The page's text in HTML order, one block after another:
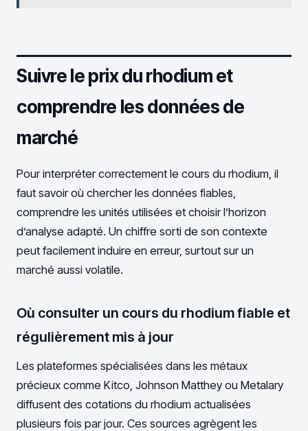
Suivre le prix du rhodium et
comprendre les données de
marché
Pour interpréter correctement le cours du rhodium, il
faut savoir où chercher les données fiables,
comprendre les unités utilisées et choisir l’horizon
d’analyse adapté. Un chiffre sorti de son contexte
peut facilement induire en erreur, surtout sur un
marché aussi volatile.
Où consulter un cours du rhodium fiable et
régulièrement mis à jour
Les plateformes spécialisées dans les métaux
précieux comme Kitco, Johnson Matthey ou Metalary
diffusent des cotations du rhodium actualisées
plusieurs fois par jour. Ces sources agrègent les